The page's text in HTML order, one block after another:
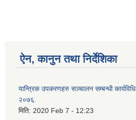
ऐन, कानुन तथा निर्देशिका
यान्त्रिक उपकरणहरु सञ्चालन सम्बन्धी कार्यविधि
२०७६.
मिति: 2020 Feb 7 - 12:23